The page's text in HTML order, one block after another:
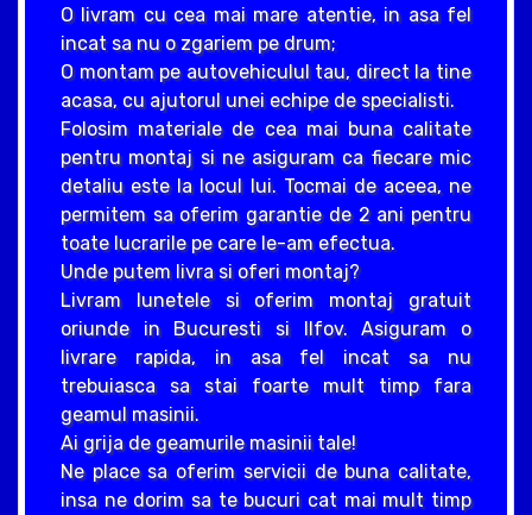
O livram cu cea mai mare atentie, in asa fel
incat sa nu o zgariem pe drum;
O montam pe autovehiculul tau, direct la tine
acasa, cu ajutorul unei echipe de specialisti.
Folosim materiale de cea mai buna calitate
pentru montaj si ne asiguram ca fiecare mic
detaliu este la locul lui. Tocmai de aceea, ne
permitem sa oferim garantie de 2 ani pentru
toate lucrarile pe care le-am efectua.
Unde putem livra si oferi montaj?
Livram lunetele si oferim montaj gratuit
oriunde in Bucuresti si Ilfov. Asiguram o
livrare rapida, in asa fel incat sa nu
trebuiasca sa stai foarte mult timp fara
geamul masinii.
Ai grija de geamurile masinii tale!
Ne place sa oferim servicii de buna calitate,
insa ne dorim sa te bucuri cat mai mult timp